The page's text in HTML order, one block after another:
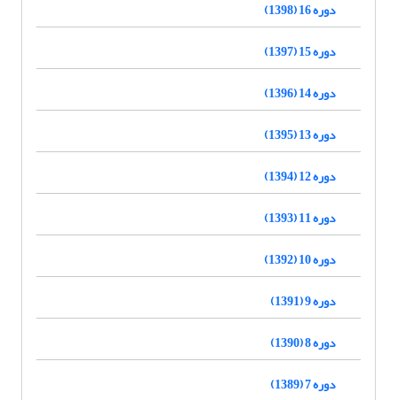
دوره 16 (1398)
دوره 15 (1397)
دوره 14 (1396)
دوره 13 (1395)
دوره 12 (1394)
دوره 11 (1393)
دوره 10 (1392)
دوره 9 (1391)
دوره 8 (1390)
دوره 7 (1389)